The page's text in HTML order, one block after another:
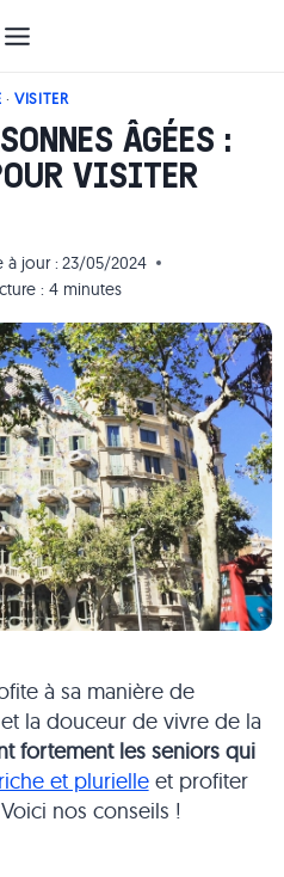
·VISITER
ÂGÉES :
VISITER
à jour : 23/05/2024
: 4 minutes
à sa manière de
la douceur de vivre de la
fortement les seniors qui
et plurielleet profiter
nos conseils !